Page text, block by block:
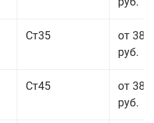
Ст35
от 38
руб.
Ст45
от 38
руб.